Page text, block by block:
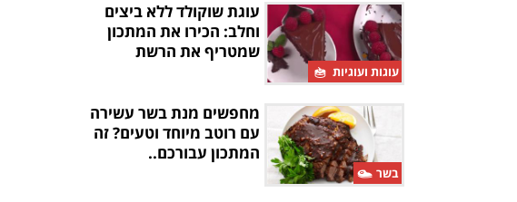
עוגות ועוגיות
עוגת שוקולד ללא ביצים
וחלב: הכירו את המתכון
שמטריף את הרשת
בשר
מחפשים מנת בשר עשירה
עם רוטב מיוחד וטעים? זה
המתכון עבורכם..